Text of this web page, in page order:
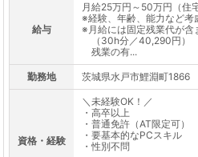
給与
月給25万円～50万円（住
※経験、年齢、能力など考
※月給には固定残業代が含
（30h分／40,290円）
残業の有...
勤務地 茨城県水戸市鯉淵町1866
資格・経験
＼未経験OK！／
・高卒以上
・普通免許（AT限定可）
・要基本的なPCスキル
・性別不問